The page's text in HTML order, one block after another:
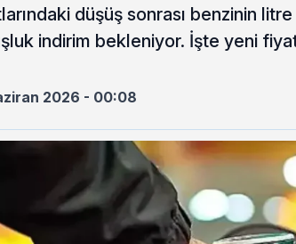
düşüş sonrası benzinin
indirim bekleniyor. İşte yeni
2026 - 00:08